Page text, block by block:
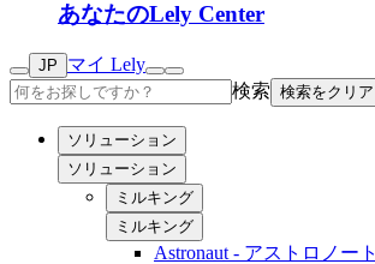
あなたのLely Center
JP
マイ Lely
検索 検索をクリア
ソリューション
ソリューション
ミルキング
ミルキング
Astronaut - アストロノート